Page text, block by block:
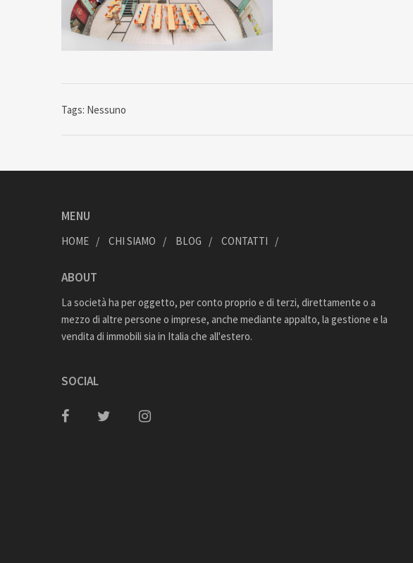
Tags: Nessuno
MENU
HOME CHI SIAMO BLOG CONTATTI
ABOUT
La società ha per oggetto, per conto proprio e di terzi, direttamente o a
mezzo di altre persone o imprese, anche mediante appalto, la gestione e la
vendita di immobili sia in Italia che all'estero.
SOCIAL